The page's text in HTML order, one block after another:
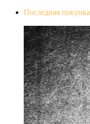
Последняя покупка